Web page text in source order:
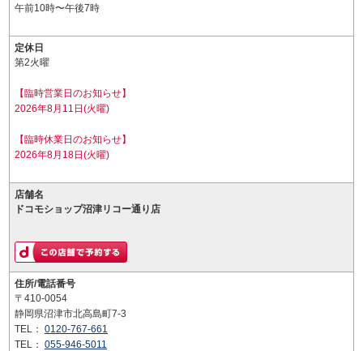
午前10時〜午後7時
定休日
第2火曜
【臨時営業日のお知らせ】
2026年8月11日(火曜)
【臨時休業日のお知らせ】
2026年8月18日(火曜)
店舗名
ドコモショップ沼津リコー通り店
住所/電話番号
〒410-0054
静岡県沼津市北高島町7-3
TEL： 0120-767-661
TEL： 055-946-5011